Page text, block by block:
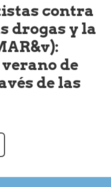
contra
drogas y la
de
de las